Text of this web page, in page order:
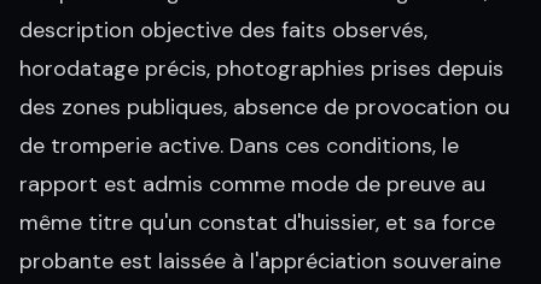
description objective des faits observés,
horodatage précis, photographies prises depuis
des zones publiques, absence de provocation ou
de tromperie active. Dans ces conditions, le
rapport est admis comme mode de preuve au
même titre qu'un constat d'huissier, et sa force
probante est laissée à l'appréciation souveraine